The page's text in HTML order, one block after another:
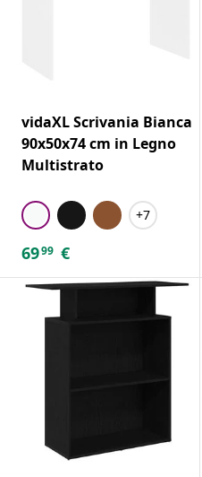
vidaXL Scrivania Bianca
90x50x74 cm in Legno
Multistrato
+7
6999 €